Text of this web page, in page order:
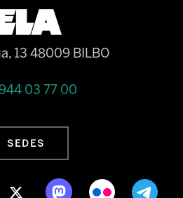
13 48009 BILBO
03 77 00
SEDES